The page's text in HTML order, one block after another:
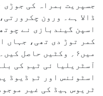
جسپریت بمراہ کی جوڑی
ڈالا ہے۔ ورون
میں۶؍ وکٹیں حاصل کیں۔
آسٹریلیا ئی ٹیم کی
اسٹوئنس اور ٹم ڈیوڈ
ٹریوس ہیڈ کی غیر